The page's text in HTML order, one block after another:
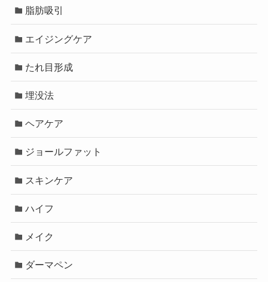
脂肪吸引
エイジングケア
たれ目形成
埋没法
ヘアケア
ジョールファット
スキンケア
ハイフ
メイク
ダーマペン